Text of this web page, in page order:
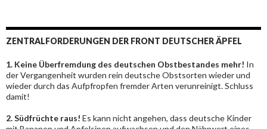
ZENTRALFORDERUNGEN DER FRONT DEUTSCHER ÄPFEL
1. Keine Überfremdung des deutschen Obstbestandes mehr! In
der Vergangenheit wurden rein deutsche Obstsorten wieder und
wieder durch das Aufpfropfen fremder Arten verunreinigt. Schluss
damit!
2. Südfrüchte raus! Es kann nicht angehen, dass deutsche Kinder